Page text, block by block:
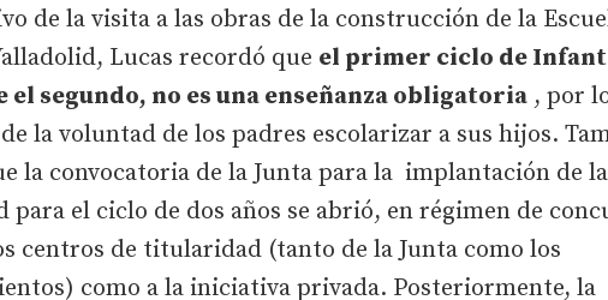
de la visita a las obras de la construcción de la
Lucas recordó que el primer ciclo de
el segundo, no es una enseñanza obligatoria , por
la voluntad de los padres escolarizar a sus hijos.
la convocatoria de la Junta para la implantación de la
para el ciclo de dos años se abrió, en régimen de
centros de titularidad (tanto de la Junta como los
como a la iniciativa privada. Posteriormente, la